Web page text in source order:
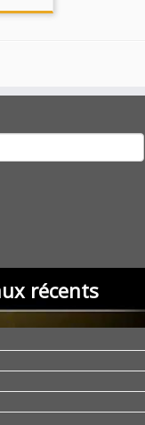
récents